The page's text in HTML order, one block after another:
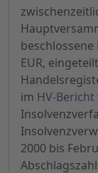
EUR,
im HV-Bericht
2000 bis